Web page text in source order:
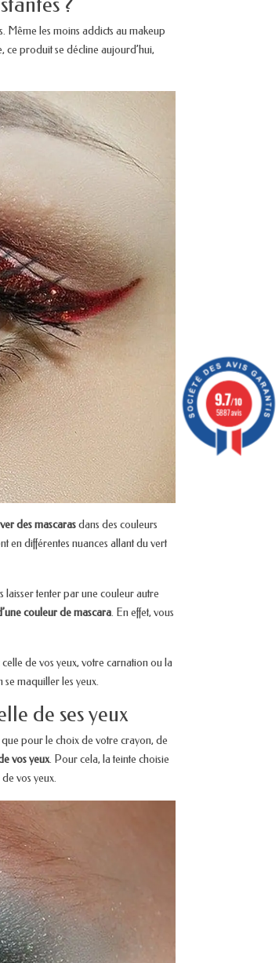
Même les moins addicts au makeup
ce produit se décline aujourd’hui,
des mascarasdans des couleurs
en différentes nuances allant du vert
laisser tenter par une couleur autre
couleur de mascara. En effet, vous
celle de vos yeux, votre carnation ou la
maquiller les yeux.
de ses yeux
pour le choix de votre crayon, de
vos yeux. Pour cela, la teinte choisie
vos yeux.
9.7/10
5887 avis